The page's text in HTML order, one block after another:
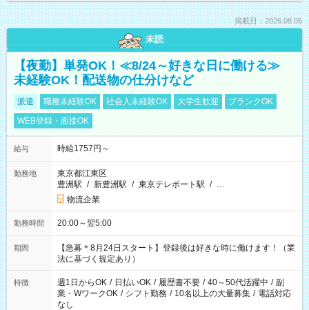
掲載日：2026.08.05
未読
【夜勤】単発OK！≪8/24～好きな日に働ける≫
未経験OK！配送物の仕分けなど
派遣 職種未経験OK 社会人未経験OK 大学生歓迎
ブランクOK
WEB登録・面接OK
給与 時給1757円～
勤務地
東京都江東区
豊洲駅 / 新豊洲駅 / 東京テレポート駅 / …
物流企業
勤務時間 20:00～翌5:00
期間
【急募＊8月24日スタート】登録後は好きな時に働けます！（業
法に基づく規定あり）
特徴 週1日からOK / 日払いOK / 履歴書不要 / 40～50代活躍中 / 副
業・WワークOK / シフト勤務 / 10名以上の大量募集 / 電話対応
なし